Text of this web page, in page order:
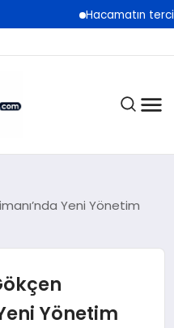
Hacamatın tercih
Yeni Yönetim
Yönetim